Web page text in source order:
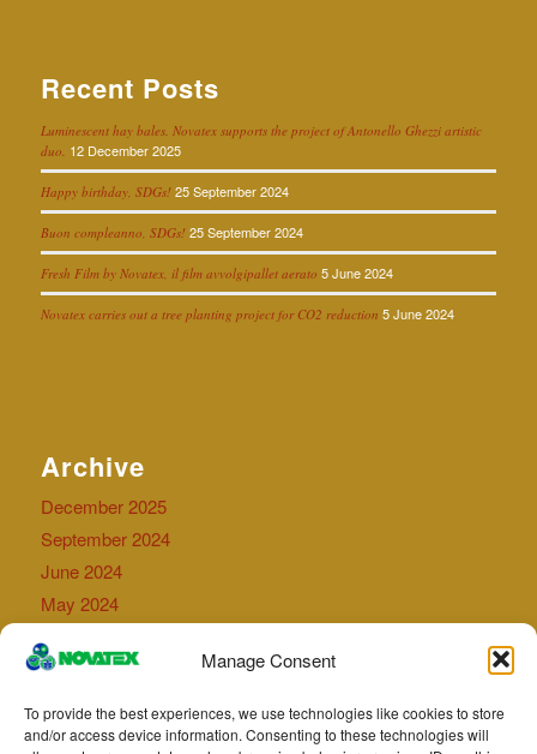
Manage Consent
To provide the best experiences, we use technologies like cookies to store
and/or access device information. Consenting to these technologies will
Recent Posts
Luminescent hay bales. Novatex supports the project of Antonello Ghezzi artistic
duo. 12 December 2025
Happy birthday, SDGs! 25 September 2024
Buon compleanno, SDGs! 25 September 2024
Fresh Film by Novatex, il film avvolgipallet aerato 5 June 2024
Novatex carries out a tree planting project for CO2 reduction 5 June 2024
Archive
December 2025
September 2024
June 2024
May 2024
July 2023
May 2022